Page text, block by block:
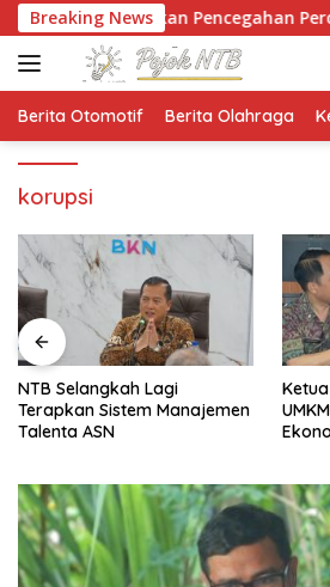
Langsung
ke
konten
Breaking NewsPencegahan
Berita Otomotif Berita Olahraga
korupsi
NTB Selangkah Lagi
Terapkan Sistem Manajemen
Talenta ASN